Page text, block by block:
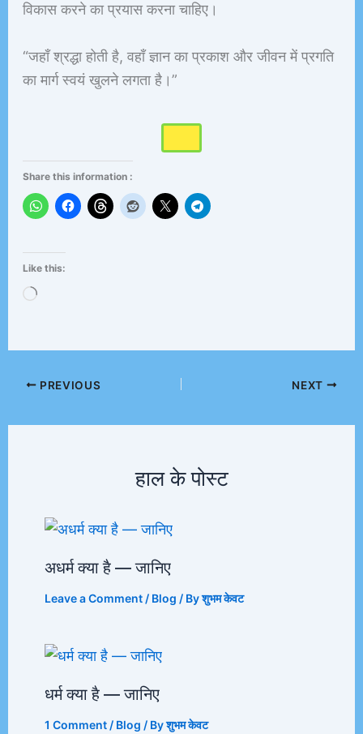
विकास करने का प्रयास करना चाहिए।
“जहाँ श्रद्धा होती है, वहाँ ज्ञान का प्रकाश और जीवन में प्रगति
का मार्ग स्वयं खुलने लगता है।”
Share this information :
Like this:
Loading…
PREVIOUS NEXT
हाल के पोस्ट
अधर्म क्या है — जानिए
Leave a Comment / Blog / Byशुभम केवट
धर्म क्या है — जानिए
1 Comment / Blog / Byशुभम केवट